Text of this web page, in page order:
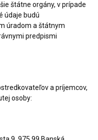
štátne orgány, v prípade
údaje budú
úradom a štátnym
predpismi
a príjemcov,
osoby: